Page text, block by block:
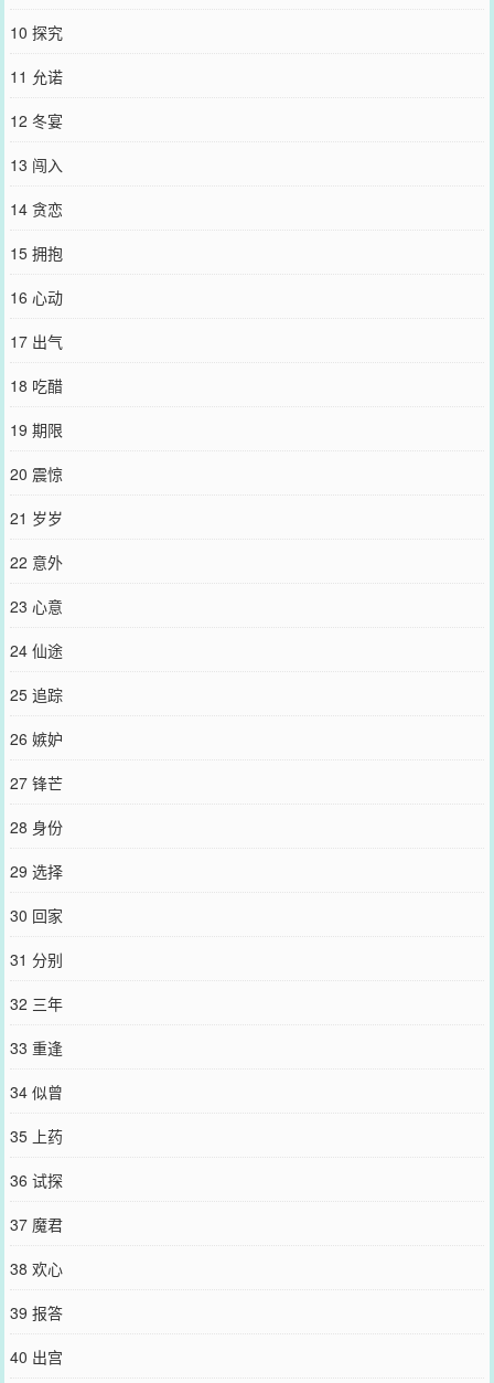
以联邦统帅的身份归来。要塞在宛如灭日的攻击中陷落，他被押入星
际监狱等待审判处决。一个无声的夜，监狱关押最穷凶极恶犯人的第
十九层，曾经的实验品出现在这里。看着眼前穿着白大褂的男人，哪
怕死期将至，男人苍白阴郁的面容却带着微笑，迭丽如同盛开在罪恶
之上的花，统帅忽然眼神暗了，居高临下的看着他：臣服于我，我可
以赦免你。世界二：黎夜是帝国的三皇子，冷血无情工于心计，打压
政敌毫不手软，所有人都知道他将是皇位的继承者，注定会分化成一
个强大的alpha，可就在皇位继承大典之上，他却分化成了一个
omega。那一刻，他所有的政敌和对手都红了眼睛。帝国少将联合所
有反对他暴/政的人，推翻了他的统治，帝国的皇宫被叛军包围了起
来。少将将他困于王座之间，看着他抗拒又情难自抑的模样，在他身
上留下独属于自己的标记：跟着我，这里依然是你的帝国。世界三：
黎夜是道貌岸然的仙尊，表面清高冷漠不可一世，实则为求长生不择
手段，他将天命之子囚禁于仙宫之中，只为夺取天命之子的气运。天
命之子受尽折磨后最终突破，令他一败涂地。曾经高高在上的仙尊跌
落泥潭，修为尽失被囚禁于寒渊深处。天命之子看着即便身处绝境，
却依然高傲如天上冷月的男人，抚上他清冷诱人的眉眼，扬起唇角在
他耳边低语：尊上对我做过的事情，我当一一奉还才是。世界四：黎
夜是只手遮天的权宦，残害忠良为所欲为，连皇帝都是他手中傀儡，
要对他卑躬屈膝。皇帝卧薪尝胆，对他曲意逢迎，暗中却联合大臣们
对付他，最后将他和他的党羽一网打尽。曾经权倾朝野的宦官被锁链
困在皇宫中，染上绯红的眼尾一颗红痣勾魂夺魄。这人虽有着一副残
缺的身体，得势时让人恨不得啖其血肉，但此刻竟别有一番动人风
情，皇帝忽然改变了想法，他轻抚对方白皙的面容，眼中是意味深长
的笑意：可还要朕好好的伺候你。#我是你不可逾越的劫难，也是你踏
向至高的阶梯#PS：受是反派不洗白，攻又恨又爱求而不得，有修罗
场，小世界BE，大结局HE。
您要是觉得《
群和微博微信里的朋友推荐哦！
10 探究
11 允诺
12 冬宴
13 闯入
14 贪恋
15 拥抱
16 心动
17 出气
18 吃醋
19 期限
20 震惊
21 岁岁
22 意外
23 心意
24 仙途
25 追踪
26 嫉妒
27 锋芒
28 身份
29 选择
30 回家
31 分别
32 三年
33 重逢
34 似曾
35 上药
36 试探
37 魔君
38 欢心
39 报答
40 出宫